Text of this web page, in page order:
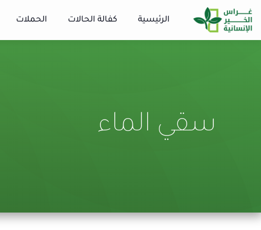
الرئيسية كفالة الحالات الحملات
سقي الماء